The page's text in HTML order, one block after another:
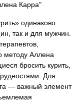
Карра"
одинаково
так и для мужчин.
методу Аллена
бросить курить,
Для
— важный элемент